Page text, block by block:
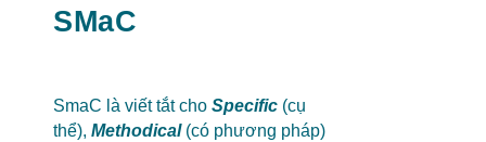
SMaC
SmaC là viết tắt cho Specific (cụ
thể), Methodical(có phương pháp)